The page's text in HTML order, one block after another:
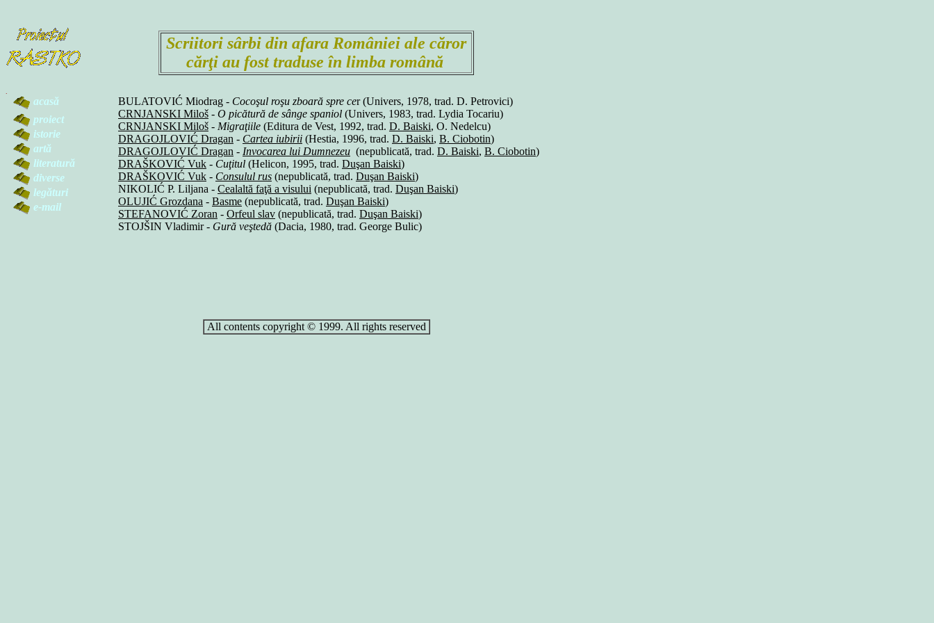
Scriitori sârbi din afara României ale căror
cărţi au fost traduse în limba română
acasă
proiect
istorie
artă
literatură
diverse
legături
e-mail
BULATOVIĆ Miodrag - Cocoşul roşu zboară spre cer (Univers, 1978, trad. D. Petrovici)
CRNJANSKI Miloš - O picătură de sânge spaniol (Univers, 1983, trad. Lydia Tocariu)
CRNJANSKI Miloš - Migraţiile (Editura de Vest, 1992, trad. D. Baiski, O. Nedelcu)
DRAGOJLOVIĆ Dragan - Cartea iubirii (Hestia, 1996, trad. D. Baiski, B. Ciobotin)
DRAGOJLOVIĆ Dragan - Invocarea lui Dumnezeu (nepublicată, trad. D. Baiski, B. Ciobotin)
DRAŠKOVIĆ Vuk - Cuţitul (Helicon, 1995, trad. Duşan Baiski)
DRAŠKOVIĆ Vuk - Consulul rus (nepublicată, trad. Duşan Baiski)
NIKOLIĆ P. Liljana - Cealaltă faţă a visului (nepublicată, trad. Duşan Baiski)
OLUJIĆ Grozdana - Basme (nepublicată, trad. Duşan Baiski)
STEFANOVIĆ Zoran - Orfeul slav (nepublicată, trad. Duşan Baiski)
STOJŠIN Vladimir - Gură veştedă (Dacia, 1980, trad. George Bulic)
All contents copyright © 1999. All rights reserved